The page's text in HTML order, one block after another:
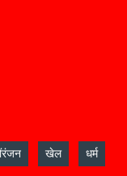
खेल धर्म